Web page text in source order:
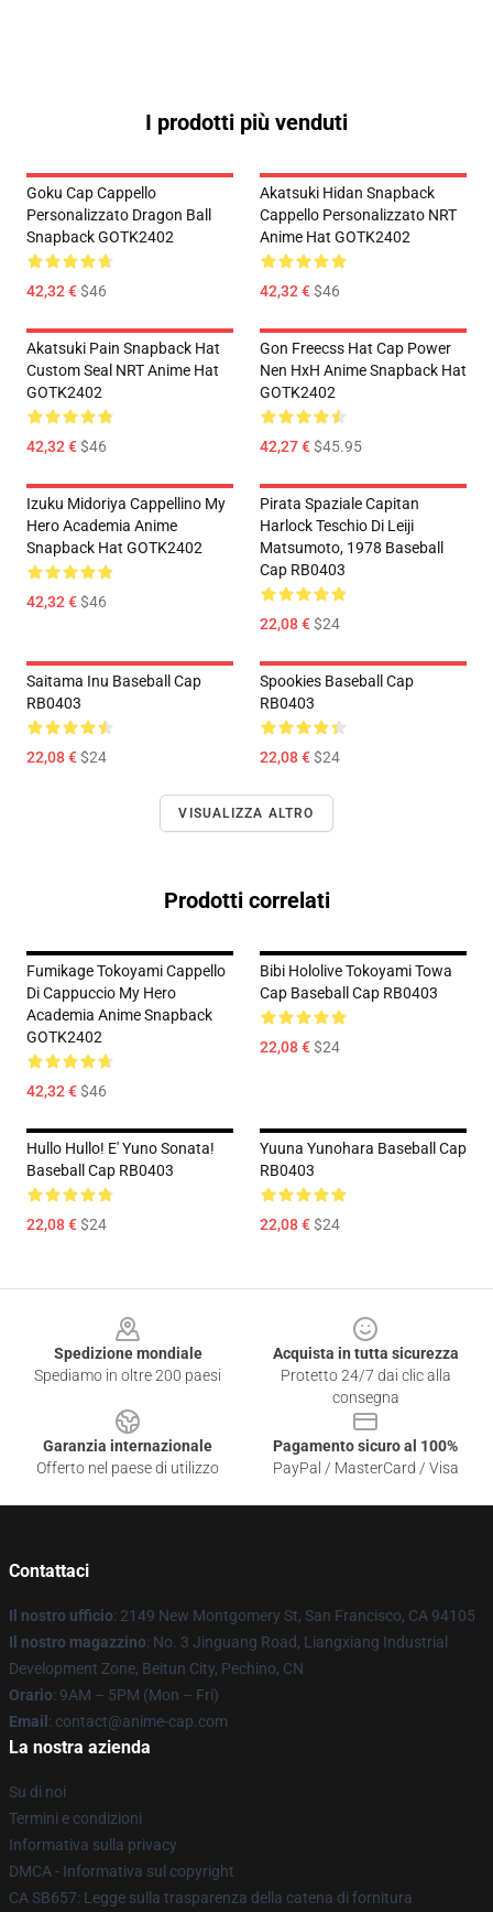
I prodotti più venduti
Goku Cap Cappello
Personalizzato Dragon Ball
Snapback GOTK2402
42,32 €$46
Akatsuki Hidan Snapback
Cappello Personalizzato NRT
Anime Hat GOTK2402
42,32 €$46
Akatsuki Pain Snapback Hat
Custom Seal NRT Anime Hat
GOTK2402
42,32 €$46
Gon Freecss Hat Cap Power
Nen HxH Anime Snapback Hat
GOTK2402
42,27 €$45.95
Izuku Midoriya Cappellino My
Hero Academia Anime
Snapback Hat GOTK2402
42,32 €$46
Pirata Spaziale Capitan
Harlock Teschio Di Leiji
Matsumoto, 1978 Baseball
Cap RB0403
22,08 €$24
Saitama Inu Baseball Cap
RB0403
22,08 €$24
Spookies Baseball Cap
RB0403
22,08 €$24
VISUALIZZA ALTRO
Prodotti correlati
Fumikage Tokoyami Cappello
Di Cappuccio My Hero
Academia Anime Snapback
GOTK2402
42,32 €$46
Bibi Hololive Tokoyami Towa
Cap Baseball Cap RB0403
22,08 €$24
Hullo Hullo! E' Yuno Sonata!
Baseball Cap RB0403
22,08 €$24
Yuuna Yunohara Baseball Cap
RB0403
22,08 €$24
Spedizione mondiale
Spediamo in oltre 200 paesi
Acquista in tutta sicurezza
Protetto 24/7 dai clic alla
consegna
Garanzia internazionale
Offerto nel paese di utilizzo
Pagamento sicuro al 100%
PayPal / MasterCard / Visa
Contattaci
Il nostro ufficio: 2149 New Montgomery St, San Francisco, CA 94105
Il nostro magazzino: No. 3 Jinguang Road, Liangxiang Industrial
Development Zone, Beitun City, Pechino, CN
Orario: 9AM – 5PM (Mon – Fri)
Email : contact@anime-cap.com
La nostra azienda
Su di noi
Termini e condizioni
Informativa sulla privacy
DMCA - Informativa sul copyright
CA SB657: Legge sulla trasparenza della catena di fornitura